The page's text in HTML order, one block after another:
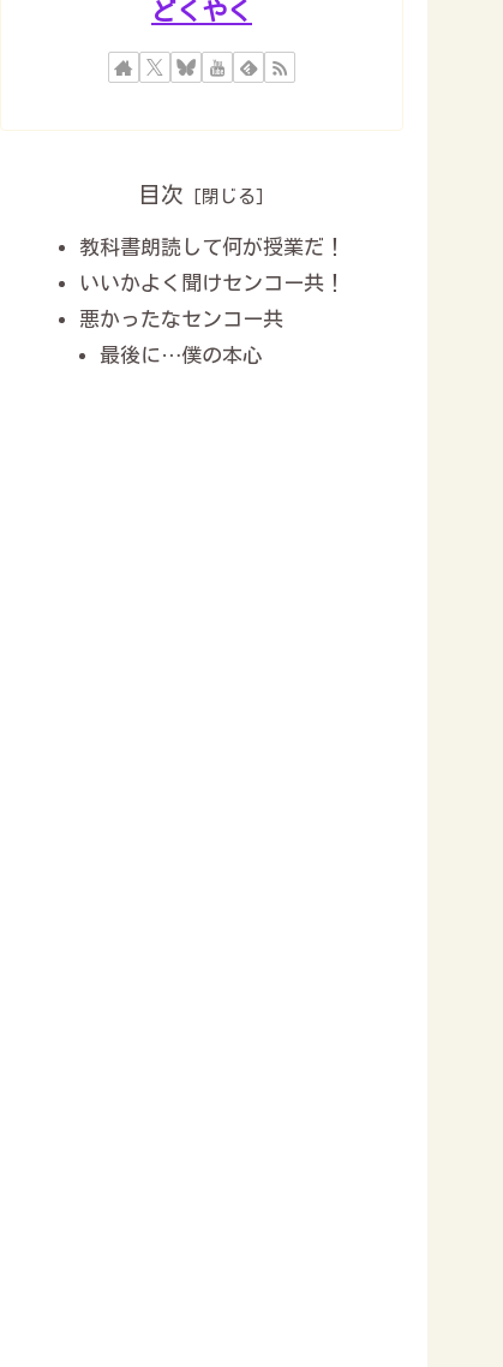
どくやく
目次
教科書朗読して何が授業だ！
いいかよく聞けセンコー共！
悪かったなセンコー共
最後に…僕の本心